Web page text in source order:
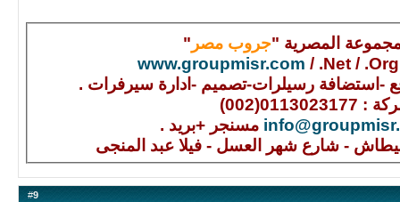
المصرية "جروب مصر "
www.groupmisr.com / .Net /
-استضافة رسيلرات-تصميم -ادارة سيرفرات .
(002)
مسنجر +بريد .
#9